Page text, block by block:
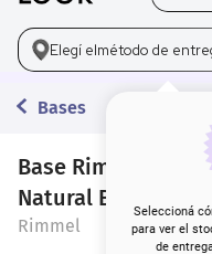
Elegí elmétodo de
Seleccioná
para ver el
de
Bases
Base Rimmel Kind
Natural Beige x 30
Rimmel
2 máscara pestañas
3.
5. corrector